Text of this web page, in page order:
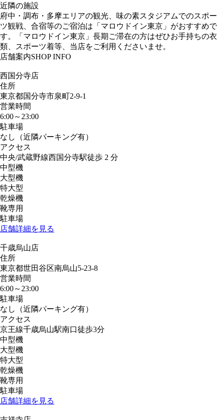
近隣の施設
府中・調布・多摩エリアの観光、味の素スタジアムでのスポー
ツ観戦、合宿等のご宿泊は「マロウドイン東京」がおすすめで
す。「マロウドイン東京」長期ご滞在の方はぜひお手持ちの衣
類、スポーツ着等、当店をご利用くださいませ。
店舗案内SHOP INFO
西国分寺店
住所
東京都国分寺市泉町2-9-1
営業時間
6:00～23:00
駐車場
なし（近隣パーキング有）
アクセス
中央/武蔵野線西国分寺駅徒歩 2 分
中型機
大型機
特大型
乾燥機
靴専用
駐車場
店舗詳細を見る
千歳烏山店
住所
東京都世田谷区南烏山5-23-8
営業時間
6:00～23:00
駐車場
なし（近隣パーキング有）
アクセス
京王線千歳烏山駅南口徒歩3分
中型機
大型機
特大型
乾燥機
靴専用
駐車場
店舗詳細を見る